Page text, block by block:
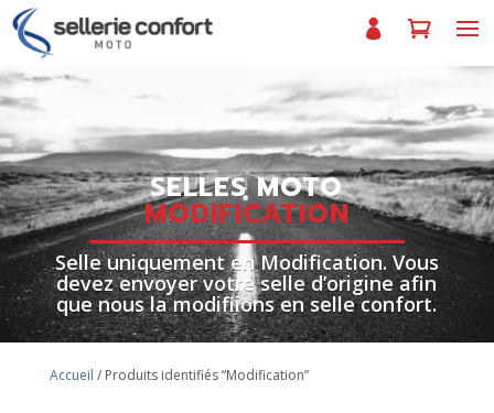
SELLES MOTO
MODIFICATION
Selle uniquement en Modification. Vous
devez envoyer votre selle d’origine afin
que nous la modifiions en selle confort.
Accueil / Produits identifiés “Modification”